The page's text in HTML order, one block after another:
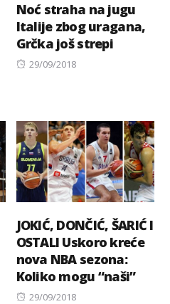
Noć straha na jugu
Italije zbog uragana,
Grčka još strepi
Posted
29/09/2018
JOKIĆ, DONČIĆ, ŠARIĆ I
OSTALI Uskoro kreće
nova NBA sezona:
Koliko mogu “naši”
Posted
29/09/2018